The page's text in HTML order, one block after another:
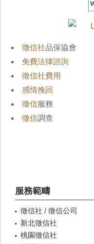
徵信社品保協會
免費法律諮詢
徵信社費用
感情挽回
徵信服務
徵信調查
服務範疇
徵信社 / 徵信公司
新北徵信社
桃園徵信社